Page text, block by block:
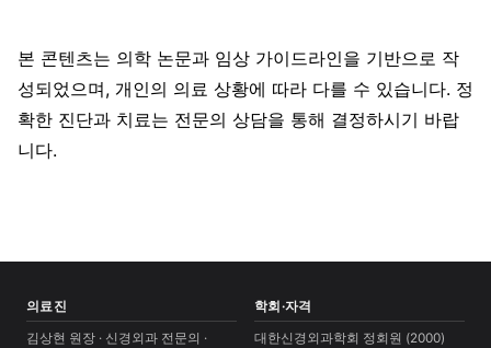
본 콘텐츠는 의학 논문과 임상 가이드라인을 기반으로 작
성되었으며, 개인의 의료 상황에 따라 다를 수 있습니다. 정
확한 진단과 치료는 전문의 상담을 통해 결정하시기 바랍
니다.
의료진
김상현 원장 · 신경외과 전문의 ·
학회·자격
대한신경외과학회 정회원 (2000)